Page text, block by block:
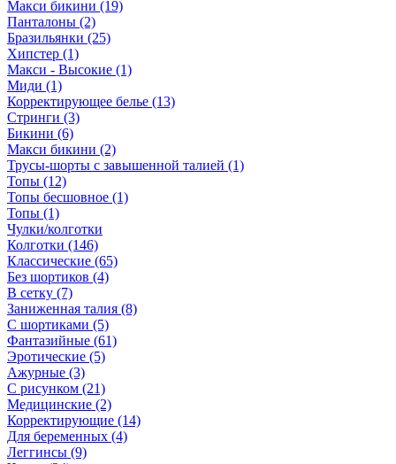
Макси бикини (19)
Панталоны (2)
Бразильянки (25)
Хипстер (1)
Макси - Высокие (1)
Миди (1)
Корректирующее белье (13)
Стринги (3)
Бикини (6)
Макси бикини (2)
Трусы-шорты с завышенной талией (1)
Топы (12)
Топы бесшовное (1)
Топы (1)
Чулки/колготки
Колготки (146)
Классические (65)
Без шортиков (4)
В сетку (7)
Заниженная талия (8)
C шортиками (5)
Фантазийные (61)
Эротические (5)
Ажурные (3)
С рисунком (21)
Медицинские (2)
Корректирующие (14)
Для беременных (4)
Леггинсы (9)